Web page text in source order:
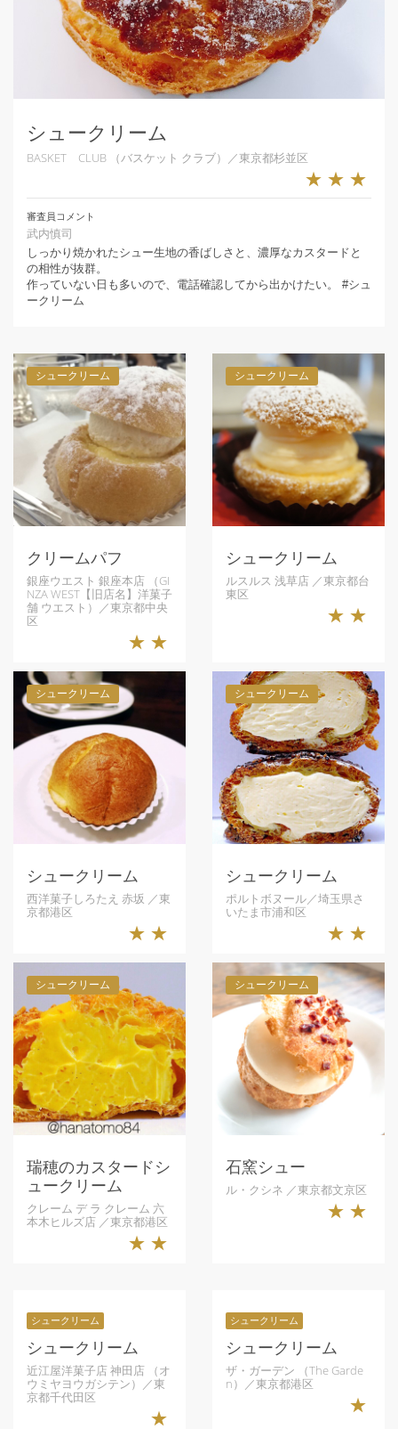
シュークリーム
BASKET CLUB （バスケット クラブ）／東京都杉並区
★★★
審査員コメント
武内慎司
しっかり焼かれたシュー生地の香ばしさと、濃厚なカスタードと
の相性が抜群。
作っていない日も多いので、電話確認してから出かけたい。 #シュ
ークリーム
シュークリーム
クリームパフ
銀座ウエスト 銀座本店 （GI
NZA WEST【旧店名】洋菓子
舗 ウエスト）／東京都中央
区
★★
シュークリーム
シュークリーム
ルスルス 浅草店 ／東京都台
東区
★★
シュークリーム
シュークリーム
西洋菓子しろたえ 赤坂 ／東
京都港区
★★
シュークリーム
シュークリーム
ポルトボヌール／埼玉県さ
いたま市浦和区
★★
シュークリーム
瑞穂のカスタードシ
ュークリーム
クレーム デ ラ クレーム 六
本木ヒルズ店 ／東京都港区
★★
シュークリーム
石窯シュー
ル・クシネ ／東京都文京区
★★
シュークリーム
シュークリーム
近江屋洋菓子店 神田店 （オ
ウミヤヨウガシテン）／東
京都千代田区
★
シュークリーム
シュークリーム
ザ・ガーデン （The Garde
n）／東京都港区
★